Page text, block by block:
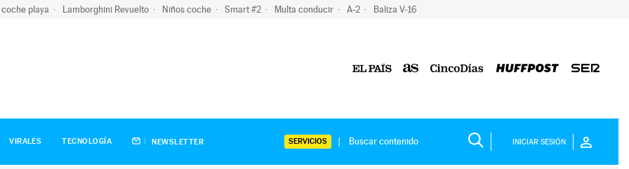
coche playa Lamborghini Revuelto Niños coche Smart #2 Multa conducir A-2 Baliza V-16
VIRALES TECNOLOGÍA NEWSLETTER SERVICIOS INICIAR SESIÓN